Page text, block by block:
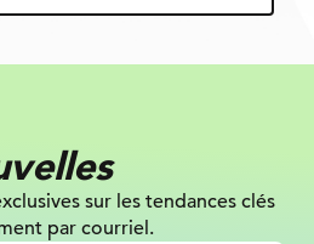
sur les tendances clés
par courriel.